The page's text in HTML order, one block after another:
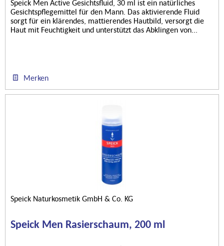
Speick Men Active Gesichtsfluid, 30 ml ist ein natürliches
Gesichtspflegemittel für den Mann. Das aktivierende Fluid
sorgt für ein klärendes, mattierendes Hautbild, versorgt die
Haut mit Feuchtigkeit und unterstützt das Abklingen von...
Merken
Speick Naturkosmetik GmbH & Co. KG
Speick Men Rasierschaum, 200 ml